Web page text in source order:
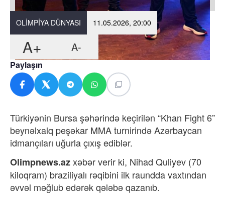
OLIMPIYA DÜNYASI 11.05.2026, 20:00
A+ A-
Paylaşın
Türkiyənin Bursa şəhərində keçirilən “Khan Fight 6”
beynəlxalq peşəkar MMA turnirində Azərbaycan
idmançıları uğurla çıxış ediblər.
Olimpnews.azxəbər verir ki, Nihad Quliyev (70
kiloqram) braziliyalı rəqibini ilk raundda vaxtından
əvvəl məğlub edərək qələbə qazanıb.